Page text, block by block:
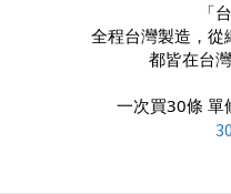
「
全程台灣製造，從
都皆在台
一次買30條 單